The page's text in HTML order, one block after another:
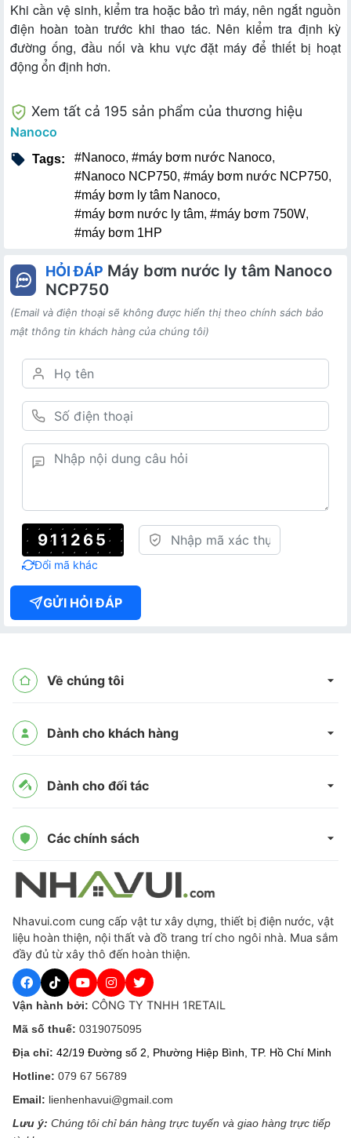
Khi cần vệ sinh, kiểm tra hoặc bảo trì máy, nên ngắt nguồn
điện hoàn toàn trước khi thao tác. Nên kiểm tra định kỳ
đường ống, đầu nối và khu vực đặt máy để thiết bị hoạt
động ổn định hơn.
Xem tất cả 195 sản phẩm của thương hiệu
Nanoco
Tags: #Nanoco, #máy bơm nước Nanoco,
#Nanoco NCP750, #máy bơm nước NCP750,
#máy bơm ly tâm Nanoco,
#máy bơm nước ly tâm, #máy bơm 750W,
#máy bơm 1HP
HỎI ĐÁP Máy bơm nước ly tâm Nanoco
NCP750
(Email và điện thoại sẽ không được hiển thị theo chính sách bảo
mật thông tin khách hàng của chúng tôi)
911265
Đổi mã khác
GỬI HỎI ĐÁP
Về chúng tôi
Dành cho khách hàng
Dành cho đối tác
Các chính sách
Nhavui.com cung cấp vật tư xây dựng, thiết bị điện nước, vật
liệu hoàn thiện, nội thất và đồ trang trí cho ngôi nhà. Mua sắm
đầy đủ từ xây thô đến hoàn thiện.
Vận hành bởi: CÔNG TY TNHH 1RETAIL
Mã số thuế: 0319075095
Địa chỉ: 42/19 Đường số 2, Phường Hiệp Bình, TP. Hồ Chí Minh
Hotline: 079 67 56789
Email: lienhenhavui@gmail.com
Lưu ý: Chúng tôi chỉ bán hàng trực tuyến và giao hàng trực tiếp